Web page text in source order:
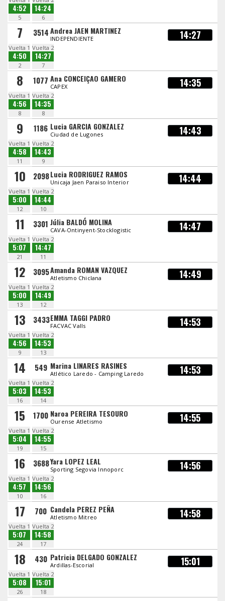
4:52
5
14:24
6
7 3514Andrea JAEN MARTINEZ
INDEPENDIENTE 14:27
Vuelta 1
4:50
2
Vuelta 2
14:27
7
8 1077 Ana CONCEIÇAO GAMERO
CAPEX 14:35
Vuelta 1
4:56
8
Vuelta 2
14:35
8
9 1186 Lucia GARCIA GONZALEZ
Ciudad de Lugones 14:43
Vuelta 1
4:58
11
Vuelta 2
14:43
9
10 2098Lucia RODRIGUEZ RAMOS
Unicaja Jaen Paraiso Interior 14:44
Vuelta 1
5:00
12
Vuelta 2
14:44
10
11 3301 Júlia BALDÓ MOLINA
CAVA-Ontinyent-Stocklogistic 14:47
Vuelta 1
5:07
21
Vuelta 2
14:47
11
12 3095Amanda ROMAN VAZQUEZ
Atletismo Chiclana 14:49
Vuelta 1
5:00
13
Vuelta 2
14:49
12
13 3433EMMA TAGGI PADRO
FACVAC Valls 14:53
Vuelta 1
4:56
9
Vuelta 2
14:53
13
14 549 Marina LINARES RASINES
Atlético Laredo - Camping Laredo 14:53
Vuelta 1
5:03
16
Vuelta 2
14:53
14
15 1700 Naroa PEREIRA TESOURO
Ourense Atletismo 14:55
Vuelta 1
5:04
19
Vuelta 2
14:55
15
16 3688Yara LOPEZ LEAL
Sporting Segovia Innoporc 14:56
Vuelta 1
4:57
10
Vuelta 2
14:56
16
17 700 Candela PEREZ PEÑA
Atletismo Mitreo 14:58
Vuelta 1
5:07
24
Vuelta 2
14:58
17
18 430 Patricia DELGADO GONZALEZ
Ardillas-Escorial 15:01
Vuelta 1
5:08
26
Vuelta 2
15:01
18